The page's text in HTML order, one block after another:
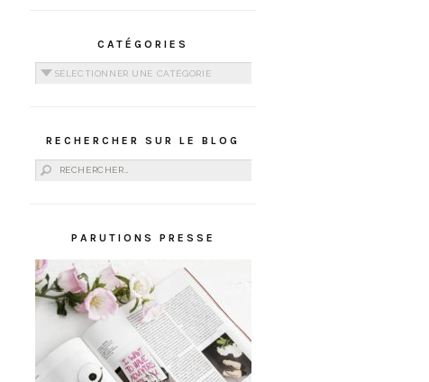
CATÉGORIES
Catégories
RECHERCHER SUR LE BLOG
Rechercher :
PARUTIONS PRESSE